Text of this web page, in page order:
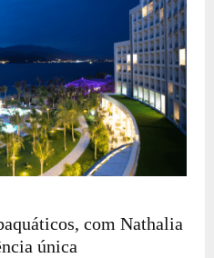
com Nathalia
única